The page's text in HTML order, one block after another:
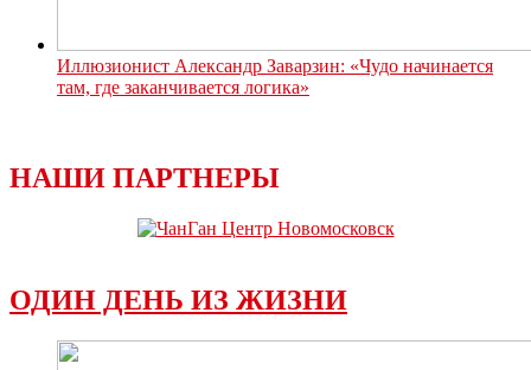
Иллюзионист Александр Заварзин: «Чудо начинается
там, где заканчивается логика»
НАШИ ПАРТНЕРЫ
ОДИН ДЕНЬ ИЗ ЖИЗНИ